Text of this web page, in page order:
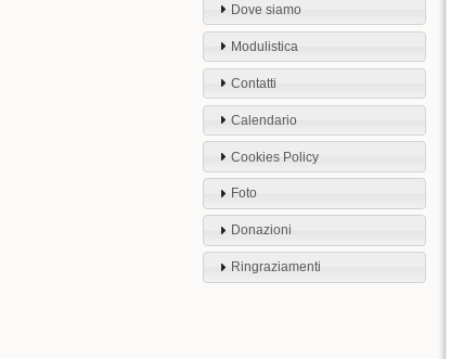
Dove siamo
Modulistica
Contatti
Calendario
Cookies Policy
Foto
Donazioni
Ringraziamenti